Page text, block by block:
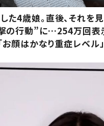
た4歳娘。直後、それを
の行動”に…254万回表
「お顔はかなり重症レベル」